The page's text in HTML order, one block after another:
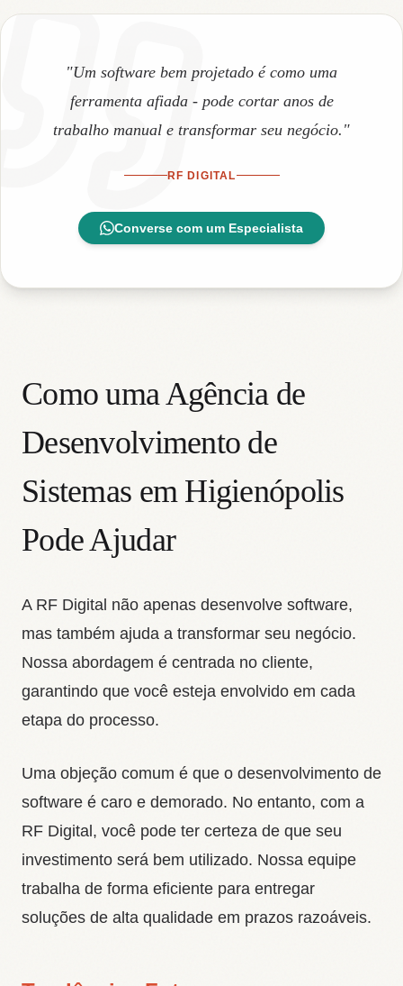
"Um software bem projetado é como uma
ferramenta afiada - pode cortar anos de
trabalho manual e transformar seu negócio."
RF DIGITAL
Converse com um Especialista
Como uma Agência de
Desenvolvimento de
Sistemas em Higienópolis
Pode Ajudar
A RF Digital não apenas desenvolve software,
mas também ajuda a transformar seu negócio.
Nossa abordagem é centrada no cliente,
garantindo que você esteja envolvido em cada
etapa do processo.
Uma objeção comum é que o desenvolvimento de
software é caro e demorado. No entanto, com a
RF Digital, você pode ter certeza de que seu
investimento será bem utilizado. Nossa equipe
trabalha de forma eficiente para entregar
soluções de alta qualidade em prazos razoáveis.